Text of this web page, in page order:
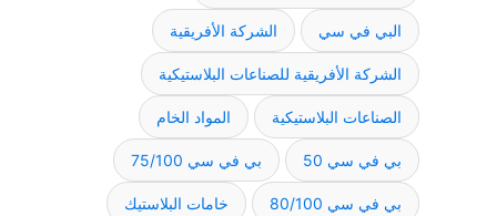
البي في سي الشركة الأفريقية
الشركة الأفريقية للصناعات البلاستيكية
الصناعات البلاستيكية المواد الخام
بي في سي 50 بي في سي 75/100
بي في سي 80/100 خامات البلاستيك